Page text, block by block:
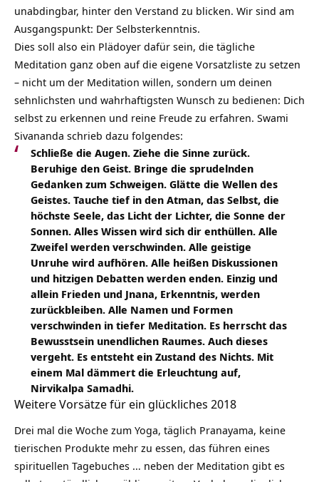
unabdingbar, hinter den Verstand zu blicken. Wir sind am
Ausgangspunkt: Der Selbsterkenntnis.
Dies soll also ein Plädoyer dafür sein, die tägliche
Meditation ganz oben auf die eigene Vorsatzliste zu setzen
– nicht um der Meditation willen, sondern um deinen
sehnlichsten und wahrhaftigsten Wunsch zu bedienen: Dich
selbst zu erkennen und reine Freude zu erfahren. Swami
Sivananda schrieb dazu folgendes:
Schließe die Augen. Ziehe die Sinne zurück.
Beruhige den Geist. Bringe die sprudelnden
Gedanken zum Schweigen. Glätte die Wellen des
Geistes. Tauche tief in den Atman, das Selbst, die
höchste Seele, das Licht der Lichter, die Sonne der
Sonnen. Alles Wissen wird sich dir enthüllen. Alle
Zweifel werden verschwinden. Alle geistige
Unruhe wird aufhören. Alle heißen Diskussionen
und hitzigen Debatten werden enden. Einzig und
allein Frieden und Jnana, Erkenntnis, werden
zurückbleiben. Alle Namen und Formen
verschwinden in tiefer Meditation. Es herrscht das
Bewusstsein unendlichen Raumes. Auch dieses
vergeht. Es entsteht ein Zustand des Nichts. Mit
einem Mal dämmert die Erleuchtung auf,
Nirvikalpa Samadhi.
Weitere Vorsätze für ein glückliches 2018
Drei mal die Woche zum Yoga, täglich Pranayama, keine
tierischen Produkte mehr zu essen, das führen eines
spirituellen Tagebuches … neben der Meditation gibt es